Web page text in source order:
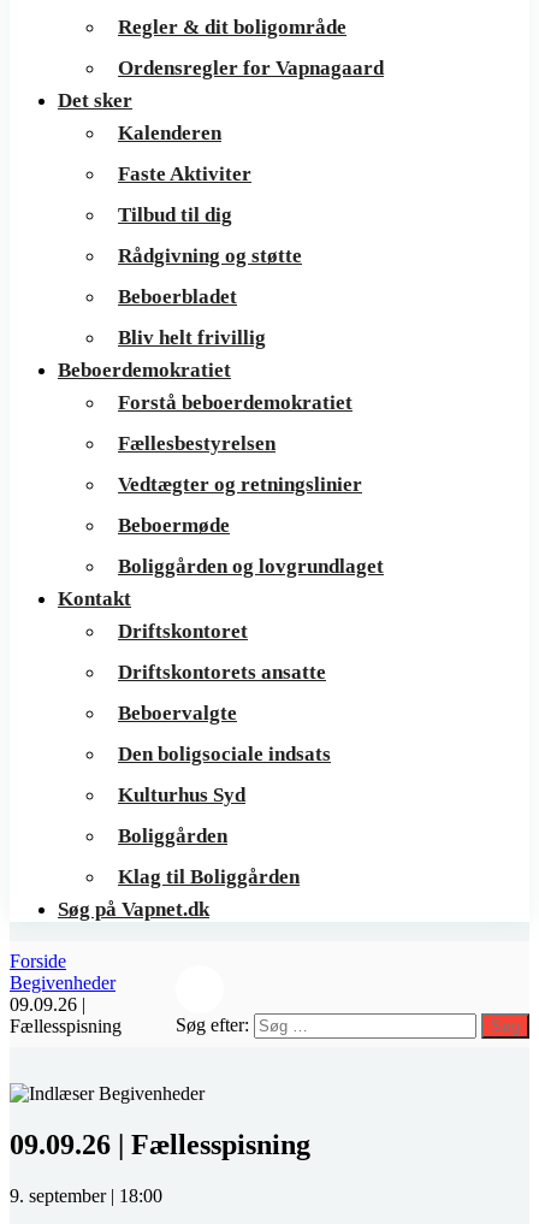
Regler & dit boligområde
Ordensregler for Vapnagaard
Det sker
Kalenderen
Faste Aktiviter
Tilbud til dig
Rådgivning og støtte
Beboerbladet
Bliv helt frivillig
Beboerdemokratiet
Forstå beboerdemokratiet
Fællesbestyrelsen
Vedtægter og retningslinier
Beboermøde
Boliggården og lovgrundlaget
Kontakt
Driftskontoret
Driftskontorets ansatte
Beboervalgte
Den boligsociale indsats
Kulturhus Syd
Boliggården
Klag til Boliggården
Søg på Vapnet.dk
Søg efter: Søg
Forside
Begivenheder
09.09.26 |
Fællesspisning
09.09.26 | Fællesspisning
9. september | 18:00